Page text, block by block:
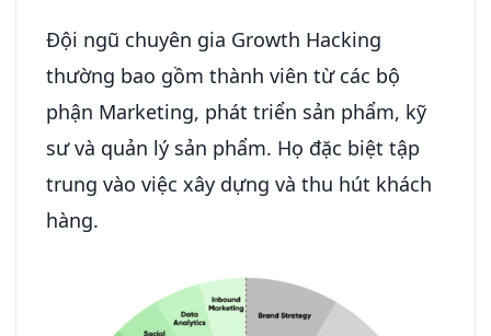
Đội ngũ chuyên gia Growth Hacking
thường bao gồm thành viên từ các bộ
phận Marketing, phát triển sản phẩm, kỹ
sư và quản lý sản phẩm. Họ đặc biệt tập
trung vào việc xây dựng và thu hút khách
hàng.